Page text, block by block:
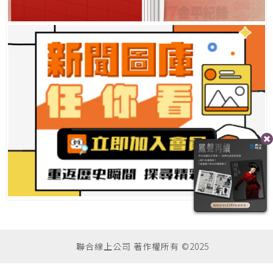
聯合線上公司 著作權所有 ©2025